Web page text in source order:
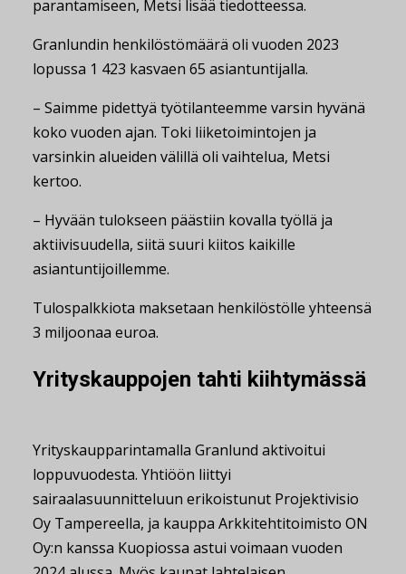
parantamiseen, Metsi lisää tiedotteessa.
Granlundin henkilöstömäärä oli vuoden 2023
lopussa 1 423 kasvaen 65 asiantuntijalla.
– Saimme pidettyä työtilanteemme varsin hyvänä
koko vuoden ajan. Toki liiketoimintojen ja
varsinkin alueiden välillä oli vaihtelua, Metsi
kertoo.
– Hyvään tulokseen päästiin kovalla työllä ja
aktiivisuudella, siitä suuri kiitos kaikille
asiantuntijoillemme.
Tulospalkkiota maksetaan henkilöstölle yhteensä
3 miljoonaa euroa.
Yrityskauppojen tahti kiihtymässä
Yrityskaupparintamalla Granlund aktivoitui
loppuvuodesta. Yhtiöön liittyi
sairaalasuunnitteluun erikoistunut Projektivisio
Oy Tampereella, ja kauppa Arkkitehtitoimisto ON
Oy:n kanssa Kuopiossa astui voimaan vuoden